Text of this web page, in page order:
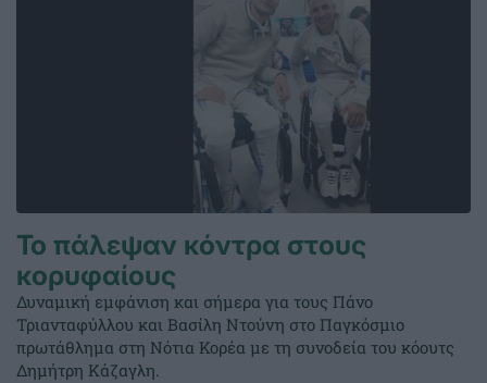
Το πάλεψαν κόντρα στους
κορυφαίους
Δυναμική εμφάνιση και σήμερα για τους Πάνο
Τριανταφύλλου και Βασίλη Ντούνη στο Παγκόσμιο
πρωτάθλημα στη Νότια Κορέα με τη συνοδεία του κόουτς
Δημήτρη Κάζαγλη.